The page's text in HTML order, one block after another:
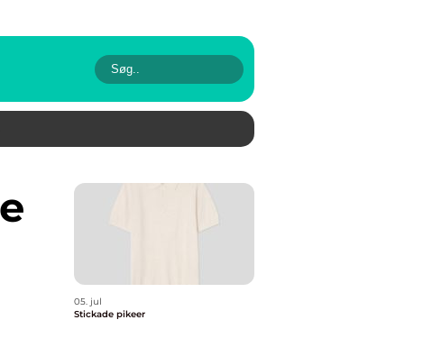
05. jul
Stickade pikeer